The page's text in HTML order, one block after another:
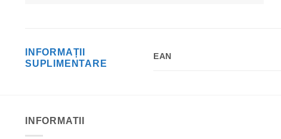
INFORMAȚII
SUPLIMENTARE
EAN
INFORMATII